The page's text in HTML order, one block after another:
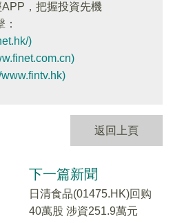
，把握投資先機
)
www.fintv.hk)
返回上頁
下一篇新聞
日清食品(01475.HK)回购
40萬股 涉資251.9萬元